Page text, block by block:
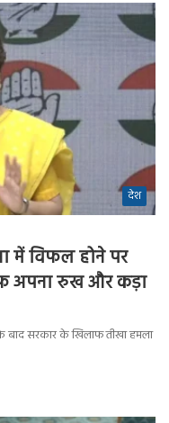
देश
में विफल होने पर
अपना रुख और कड़ा
सरकार के खिलाफ तीखा हमला